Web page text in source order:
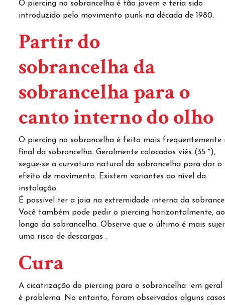
O piercing no sobrancelha é tão jovem e teria sido
introduzido pelo movimento punk na década de 1980.
Partir do
sobrancelha da
sobrancelha para o
canto interno do olho
O piercing no sobrancelha é feito mais frequentemente
final da sobrancelha. Geralmente colocados viés (35 °),
segue-se a curvatura natural da sobrancelha para dar o
efeito de movimento. Existem variantes ao nível da
instalação.
É possível ter a joia na extremidade interna da
Você também pode pedir o piercing horizontalmente, ao
longo da sobrancelha. Observe que o último é mais
uma risco de descargas .
Cura
A cicatrização do piercing para o sobrancelha em geral
é problema. No entanto, foram observados alguns